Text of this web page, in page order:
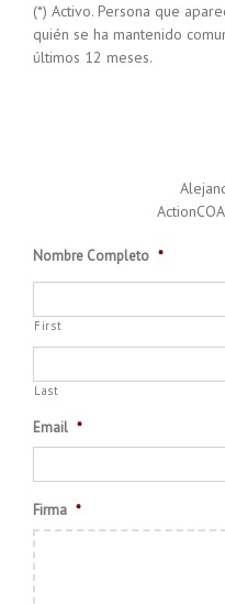
(*) Activo. Persona que
quién se ha mantenido
últimos 12 meses.
Nombre Completo *
First
Last
Email *
Firma *